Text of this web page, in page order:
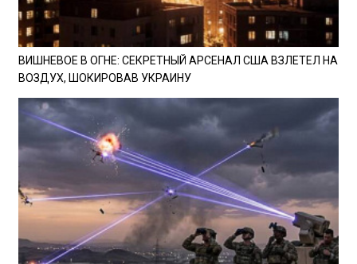
ВИШНЕВОЕ В ОГНЕ: СЕКРЕТНЫЙ АРСЕНАЛ США ВЗЛЕТЕЛ НА
ВОЗДУХ, ШОКИРОВАВ УКРАИНУ